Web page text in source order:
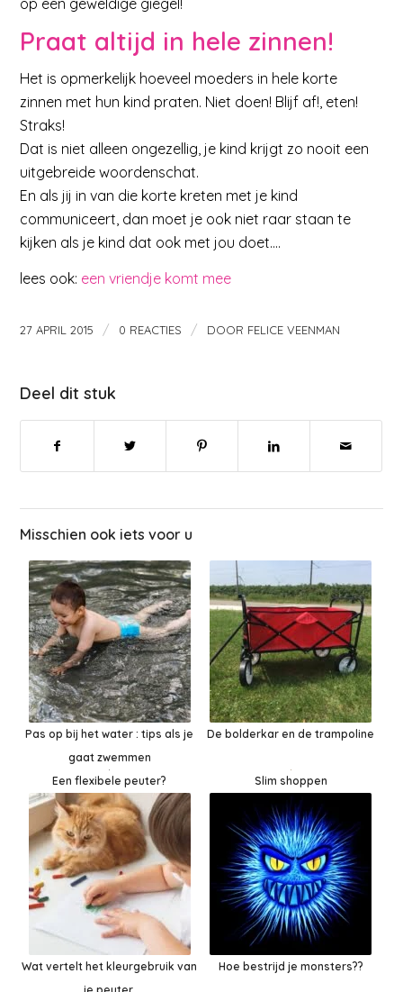
op een geweldige giegel!
Praat altijd in hele zinnen!
Het is opmerkelijk hoeveel moeders in hele korte
zinnen met hun kind praten. Niet doen! Blijf af!, eten!
Straks!
Dat is niet alleen ongezellig, je kind krijgt zo nooit een
uitgebreide woordenschat.
En als jij in van die korte kreten met je kind
communiceert, dan moet je ook niet raar staan te
kijken als je kind dat ook met jou doet….
lees ook: een vriendje komt mee
27 APRIL 2015 / 0 REACTIES / DOOR FELICE VEENMAN
Deel dit stuk
Misschien ook iets voor u
Pas op bij het water : tips als je
gaat zwemmen
De bolderkar en de trampoline
Een flexibele peuter? Slim shoppen
Wat vertelt het kleurgebruik van
Hoe bestrijd je monsters??